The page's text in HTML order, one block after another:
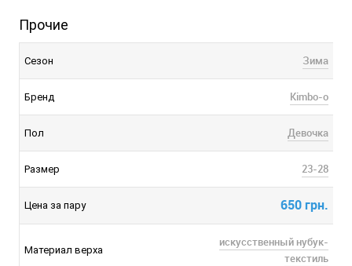
Прочие
Сезон Зима
Бренд Kimbo-o
Пол Девочка
Размер 23-28
Цена за пару 650 грн.
Материал верха
искусственный нубук-
текстиль